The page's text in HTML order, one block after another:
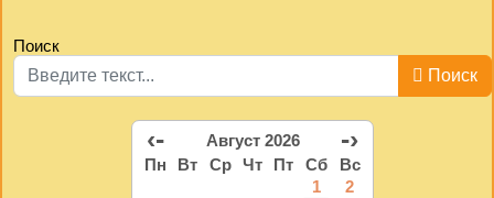
Поиск
Поиск
‹- Август 2026 -›
Пн Вт Ср Чт Пт Сб
Вс
1
2